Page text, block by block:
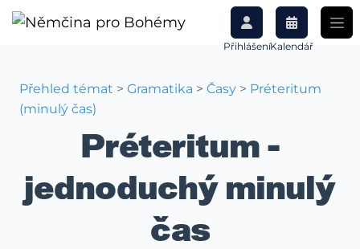
PřihlášeníKalendář
Přehled témat > Gramatika > Časy > Préteritum
(minulý čas)
Préteritum -
jednoduchý minulý
čas